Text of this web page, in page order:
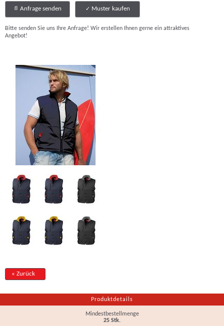
Anfrage senden Muster kaufen
Bitte senden Sie uns Ihre Anfrage! Wir erstellen Ihnen gerne ein attraktives
Angebot!
« Zurück
Produktdetails
Mindestbestellmenge
25 Stk.